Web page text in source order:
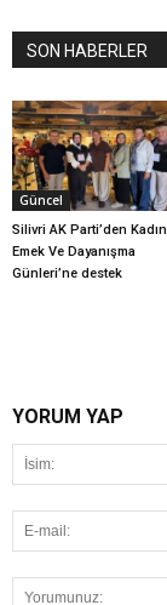
SON HABERLER
Güncel
Silivri AK Parti’den Kadın
Emek Ve Dayanışma
Günleri’ne destek
YORUM YAP